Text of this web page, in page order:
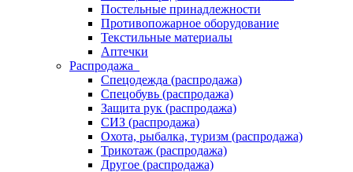
Постельные принадлежности
Противопожарное оборудование
Текстильные материалы
Аптечки
Распродажа
Спецодежда (распродажа)
Спецобувь (распродажа)
Защита рук (распродажа)
СИЗ (распродажа)
Охота, рыбалка, туризм (распродажа)
Трикотаж (распродажа)
Другое (распродажа)